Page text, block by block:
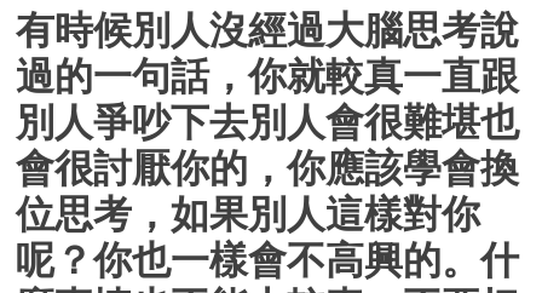
有時候別人沒經過大腦思考說
過的一句話，你就較真一直跟
別人爭吵下去別人會很難堪也
會很討厭你的，你應該學會換
位思考，如果別人這樣對你
呢？你也一樣會不高興的。什